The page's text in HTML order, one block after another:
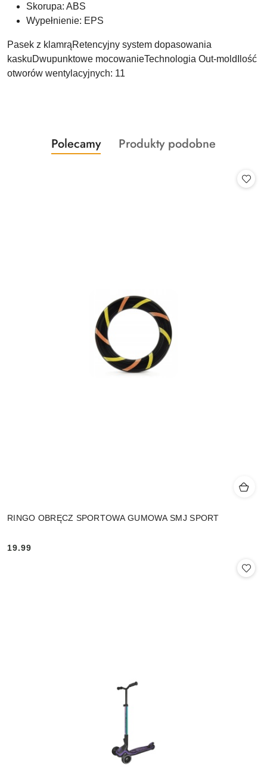
Skorupa: ABS
Wypełnienie: EPS
Pasek z klamrąRetencyjny system dopasowania
kaskuDwupunktowe mocowanieTechnologia Out-moldIlość
otworów wentylacyjnych: 11
Pomiń karuzelę produktów
Produkty
o
Polecamy
Produkty
Produkty podobne
RINGO OBRĘCZ SPORTOWA GUMOWA SMJ SPORT
Cena:
19.99